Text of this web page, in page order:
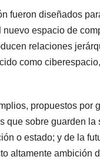
fueron diseñados
espacio de
relaciones
como
propuestos
que sobre guarden
o estado; y de la
altamente